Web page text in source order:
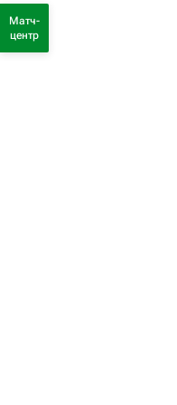
Матч-
центр